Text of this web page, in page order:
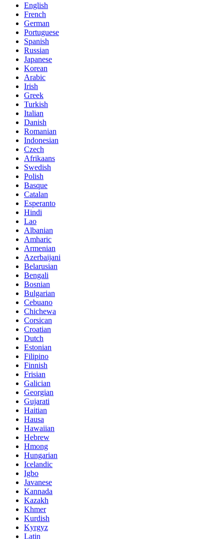
English
French
German
Portuguese
Spanish
Russian
Japanese
Korean
Arabic
Irish
Greek
Turkish
Italian
Danish
Romanian
Indonesian
Czech
Afrikaans
Swedish
Polish
Basque
Catalan
Esperanto
Hindi
Lao
Albanian
Amharic
Armenian
Azerbaijani
Belarusian
Bengali
Bosnian
Bulgarian
Cebuano
Chichewa
Corsican
Croatian
Dutch
Estonian
Filipino
Finnish
Frisian
Galician
Georgian
Gujarati
Haitian
Hausa
Hawaiian
Hebrew
Hmong
Hungarian
Icelandic
Igbo
Javanese
Kannada
Kazakh
Khmer
Kurdish
Kyrgyz
Latin